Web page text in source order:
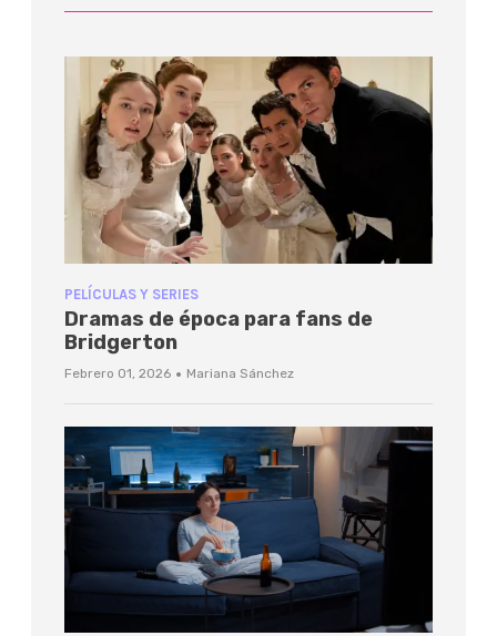
PELÍCULAS Y SERIES
Dramas de época para fans de
Bridgerton
Febrero 01, 2026 · Mariana Sánchez